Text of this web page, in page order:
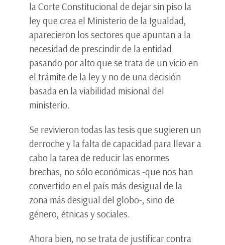
la Corte Constitucional de dejar sin piso la
ley que crea el Ministerio de la Igualdad,
aparecieron los sectores que apuntan a la
necesidad de prescindir de la entidad
pasando por alto que se trata de un vicio en
el trámite de la ley y no de una decisión
basada en la viabilidad misional del
ministerio.
Se revivieron todas las tesis que sugieren un
derroche y la falta de capacidad para llevar a
cabo la tarea de reducir las enormes
brechas, no sólo económicas -que nos han
convertido en el país más desigual de la
zona más desigual del globo-, sino de
género, étnicas y sociales.
Ahora bien, no se trata de justificar contra